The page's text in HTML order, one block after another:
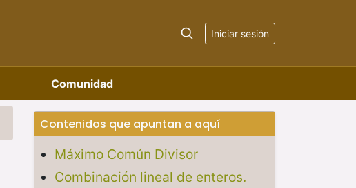
Iniciar sesión
Comunidad
Contenidos que apuntan a aquí
Máximo Común Divisor
Combinación lineal de enteros.